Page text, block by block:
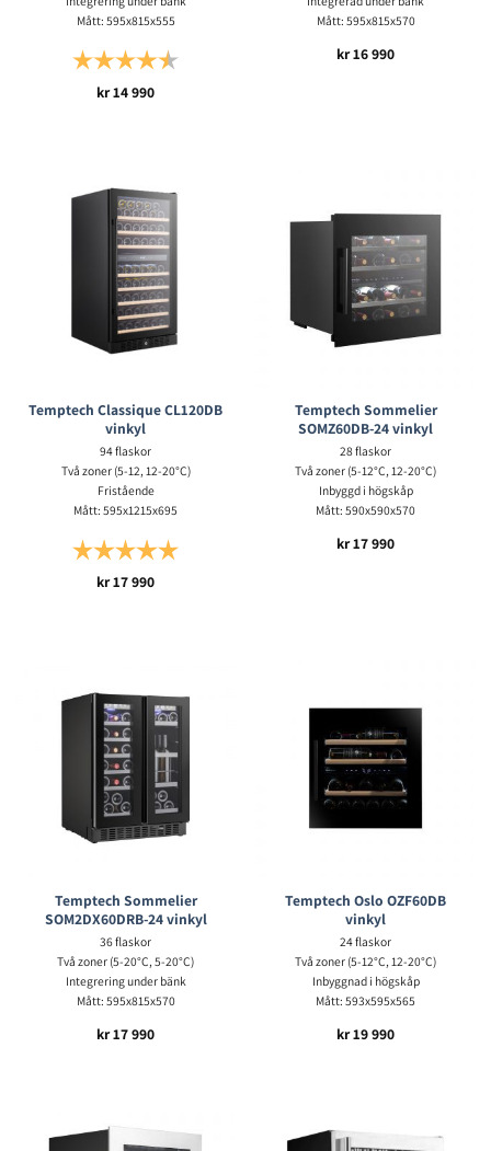
Mått: 595x815x555
Betyg:
kr14 990
Mått: 595x815x570
kr16 990
Temptech Classique CL120DB
vinkyl
94 flaskor
Två zoner (5-12, 12-20°C)
Fristående
Mått: 595x1215x695
Betyg:
kr17 990
Temptech Sommelier
SOMZ60DB-24 vinkyl
28 flaskor
Två zoner (5-12°C, 12-20°C)
Inbyggd i högskåp
Mått: 590x590x570
kr17 990
Temptech Sommelier
SOM2DX60DRB-24 vinkyl
36 flaskor
Två zoner (5-20°C, 5-20°C)
Integrering under bänk
Mått: 595x815x570
kr17 990
Temptech Oslo OZF60DB
vinkyl
24 flaskor
Två zoner (5-12°C, 12-20°C)
Inbyggnad i högskåp
Mått: 593x595x565
kr19 990